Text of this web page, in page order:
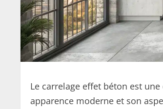
Le carrelage effet béton est
apparence moderne et son